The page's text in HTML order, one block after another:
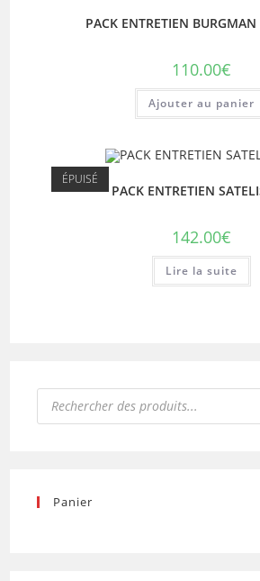
PACK ENTRETIEN
110.00€
Ajouter au panier
ÉPUISÉ
PACK ENTRETIEN
142.00€
Lire la suite
Recherche
produits
Panier